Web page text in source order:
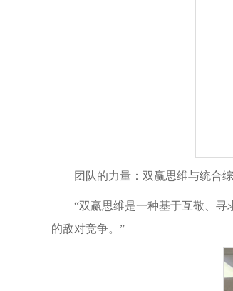
团队的力量：双赢思维与统合
“双赢思维是一种基于互敬、
的敌对竞争。”